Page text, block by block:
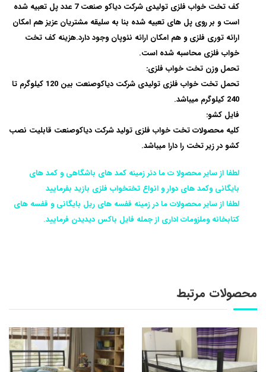
کف تخت خواب فلزی تولیدی شرکت دیاکو صنعت 7 عدد پل تعبیه شده
است و بر روی پل های تعبیه شده بنا به سلیقه مشتریان عزیز هم امکان
ارائه توری فلزی و هم امکان ارائه نئوپان وجود دارد.هزینه کف تخت
خواب فلزی محاسبه شده است.
تحمل وزن تخت خواب فلزی:
تحمل تخت خواب فلزی تولیدی شرکت دیاکوصنعت بین 120 کیلوگرم تا
240 کیلوگرم میباشد.
فایل کشو:
کلیه محصولات تخت خواب فلزی تولید شرکت دیاکوصنعت قابلیت نصب
کشو در زیر تخت را دارا میباشد.
لطفا از سایر محصولا ت ما دئر زمینه کمد های باشگاهی و کمد های
بایگانی وکمد های دوار و انواع تختخواب فلزی بازید بفرمایید
لطفا از سایر محصولات ما در زمینه قفسه های ریل بایگانی و قفسه های
کتابخانه وملزومات اداری از جمله فایل باکس دیدیدن فرمایید.
محصولات مرتبط